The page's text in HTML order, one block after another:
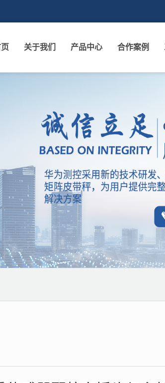
关于我们 产品中心 合作案例